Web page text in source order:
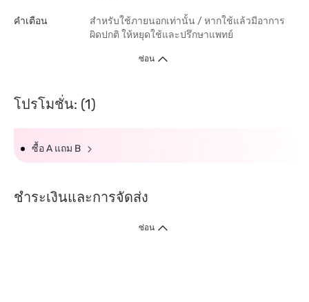
คำเตือน
สำหรับใช้ภายนอกเท่านั้น / หากใช้แล้วมีอาการ
ผิดปกติ ให้หยุดใช้และปรึกษาแพทย์
ซ่อน
โปรโมชั่น: (1)
ซื้อ A แถม B
ชำระเงินและการจัดส่ง
ซ่อน